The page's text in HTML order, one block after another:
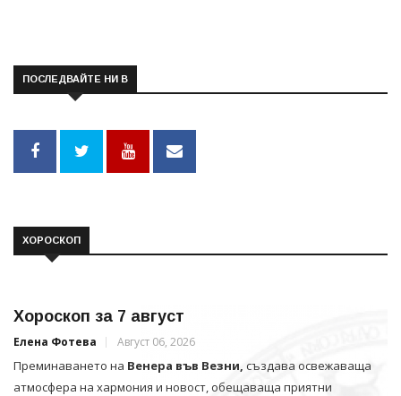
ПОСЛЕДВАЙТЕ НИ В
ХОРОСКОП
Хороскоп за 7 август
Елена Фотева Август 06, 2026
Преминаването на Венера във Везни, създава освежаваща
атмосфера на хармония и новост, обещаваща приятни